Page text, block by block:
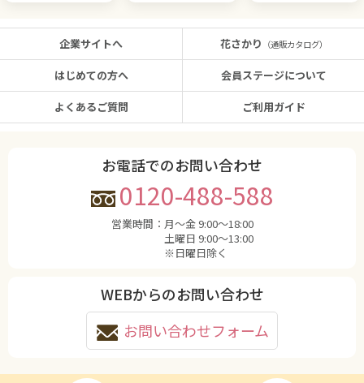
企業サイトへ
はじめての方へ
よくあるご質問
花さかり （通販カタログ）
会員ステージについて
ご利用ガイド
お電話でのお問い合わせ
0120-488-588
営業時間： 月〜金 9:00〜18:00
土曜日 9:00〜13:00
※日曜日除く
WEBからのお問い合わせ
お問い合わせフォーム